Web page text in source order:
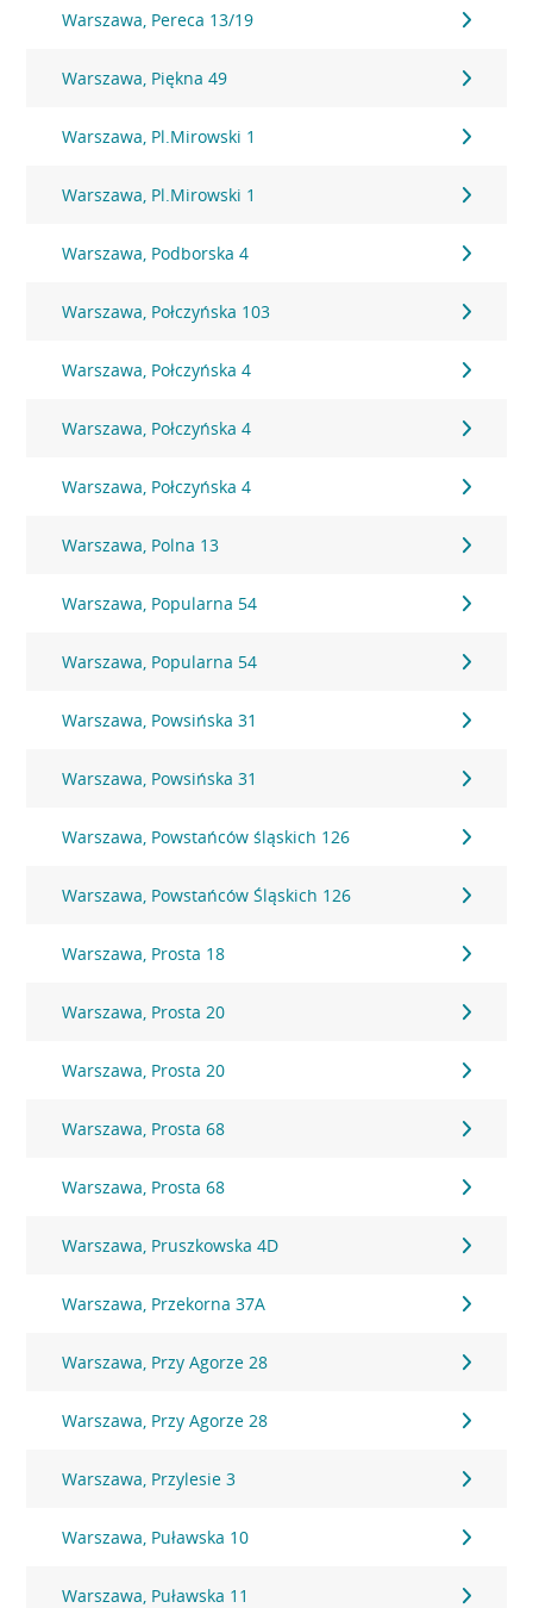
Warszawa, Pereca 13/19
Warszawa, Piękna 49
Warszawa, Pl.Mirowski 1
Warszawa, Pl.Mirowski 1
Warszawa, Podborska 4
Warszawa, Połczyńska 103
Warszawa, Połczyńska 4
Warszawa, Połczyńska 4
Warszawa, Połczyńska 4
Warszawa, Polna 13
Warszawa, Popularna 54
Warszawa, Popularna 54
Warszawa, Powsińska 31
Warszawa, Powsińska 31
Warszawa, Powstańców śląskich 126
Warszawa, Powstańców Śląskich 126
Warszawa, Prosta 18
Warszawa, Prosta 20
Warszawa, Prosta 20
Warszawa, Prosta 68
Warszawa, Prosta 68
Warszawa, Pruszkowska 4D
Warszawa, Przekorna 37A
Warszawa, Przy Agorze 28
Warszawa, Przy Agorze 28
Warszawa, Przylesie 3
Warszawa, Puławska 10
Warszawa, Puławska 11